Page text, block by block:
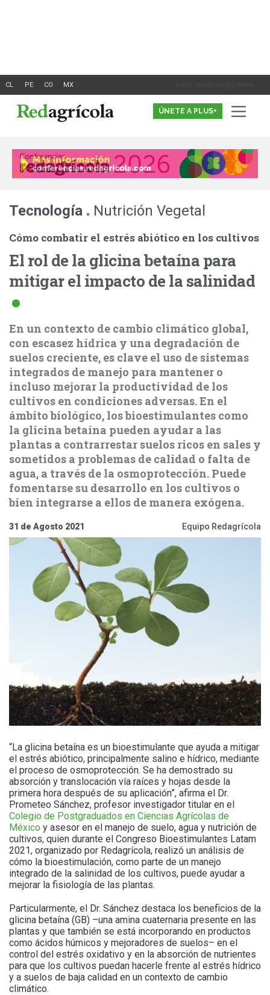
Inicia Sesión o Registrate
ÚNETE A PLUS+
Tecnología . Nutrición Vegetal
Cómo combatir el estrés abiótico en los cultivos
El rol de la glicina betaína para
mitigar el impacto de la salinidad
En un contexto de cambio climático global,
con escasez hídrica y una degradación de
suelos creciente, es clave el uso de sistemas
integrados de manejo para mantener o
incluso mejorar la productividad de los
cultivos en condiciones adversas. En el
ámbito biológico, los bioestimulantes como
la glicina betaína pueden ayudar a las
plantas a contrarrestar suelos ricos en sales y
sometidos a problemas de calidad o falta de
agua, a través de la osmoprotección. Puede
fomentarse su desarrollo en los cultivos o
bien integrarse a ellos de manera exógena.
31 de Agosto 2021 Equipo Redagrícola
“La glicina betaína es un bioestimulante que ayuda a mitigar
el estrés abiótico, principalmente salino e hídrico, mediante
el proceso de osmoprotección. Se ha demostrado su
absorción y translocación vía raíces y hojas desde la
primera hora después de su aplicación”, afirma el Dr.
Prometeo Sánchez, profesor investigador titular en el
Colegio de Postgraduados en Ciencias Agrícolas de
México y asesor en el manejo de suelo, agua y nutrición de
cultivos, quien durante el Congreso Bioestimulantes Latam
2021, organizado por Redagrícola, realizó un análisis de
cómo la bioestimulación, como parte de un manejo
integrado de la salinidad de los cultivos, puede ayudar a
mejorar la fisiología de las plantas.
Particularmente, el Dr. Sánchez destaca los beneficios de la
glicina betaína (GB) –una amina cuaternaria presente en las
plantas y que también se está incorporando en productos
como ácidos húmicos y mejoradores de suelos– en el
control del estrés oxidativo y en la absorción de nutrientes
para que los cultivos puedan hacerle frente al estrés hídrico
y a suelos de baja calidad en un contexto de cambio
climático.